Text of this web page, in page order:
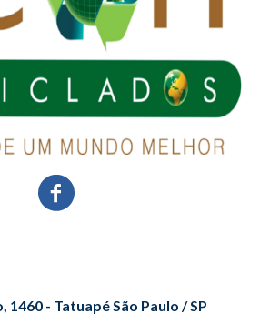
1460 - Tatuapé São Paulo / SP